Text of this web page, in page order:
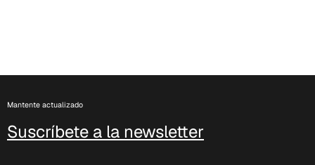
Mantente actualizado
Suscríbete a la newsletter